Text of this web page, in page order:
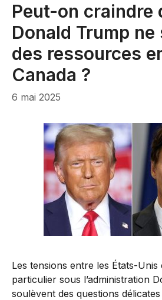
Peut-on craindre
Donald Trump ne
des ressources
Canada ?
6 mai 2025
Les tensions entre les États-Unis
particulier sous l’administration
soulèvent des questions